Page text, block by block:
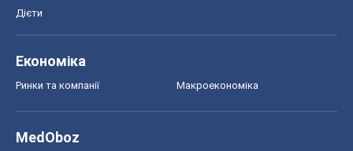
Дієти
Економіка
Ринки та компанії Макроекономіка
MedOboz